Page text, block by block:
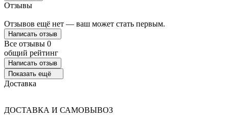
Отзывы
Отзывов ещё нет — ваш может стать первым.
Написать отзыв
Все отзывы 0
общий рейтинг
Написать отзыв
Показать ещё
Доставка
ДОСТАВКА И САМОВЫВОЗ